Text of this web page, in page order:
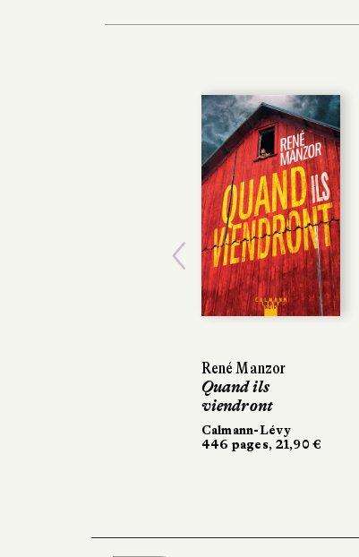
René Manzor
Quand ils
viendront
Calmann-Lévy
446 pages, 21,90 €
Previous